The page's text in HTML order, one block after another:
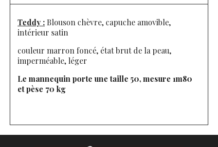
Teddy : Blouson chèvre, capuche amovible,
intérieur satin
couleur marron foncé, état brut de la peau,
imperméable, léger
Le mannequin porte une taille 50, mesure 1m80
et pèse 70 kg